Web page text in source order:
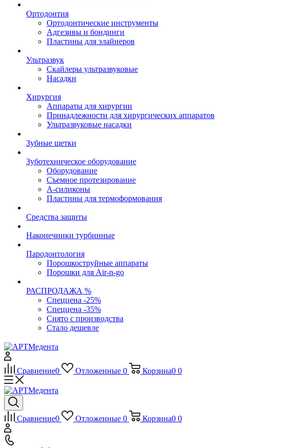
Ортодонтия
Ортодонтические инструменты
Адгезивы и бондинги
Пластины для элайнеров
Ультразвук
Скайлеры ультразвуковые
Насадки
Хирургия
Аппараты для хирургии
Принадлежности для хирургических аппаратов
Ультразвуковые насадки
Зубные щетки
Зуботехническое оборудование
Оборудование
Съемное протезирование
А-силиконы
Пластины для термоформования
Средства защиты
Наконечники турбинные
Пародонтология
Порошкоструйные аппараты
Порошки для Air-n-go
РАСПРОДАЖА %
Спеццена -25%
Спеццена -35%
Снято с производства
Стало дешевле
Сравнение0 Отложенные 0 Корзина0 0
Сравнение0 Отложенные 0 Корзина0 0